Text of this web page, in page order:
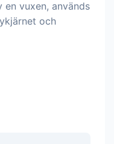
vuxen, används
och